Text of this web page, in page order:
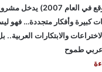
منذ انشاء الموقع في
كبيرة وأفكار متجددة… فهو
والابتكارات العربية..
طموح